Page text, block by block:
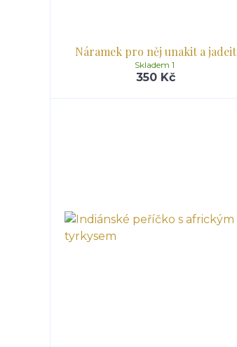
Náramek pro něj unakit a jadeit
350 Kč
Skladem 1